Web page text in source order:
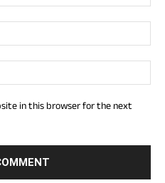
in this browser for the next